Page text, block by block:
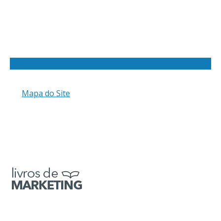
Mapa do Site